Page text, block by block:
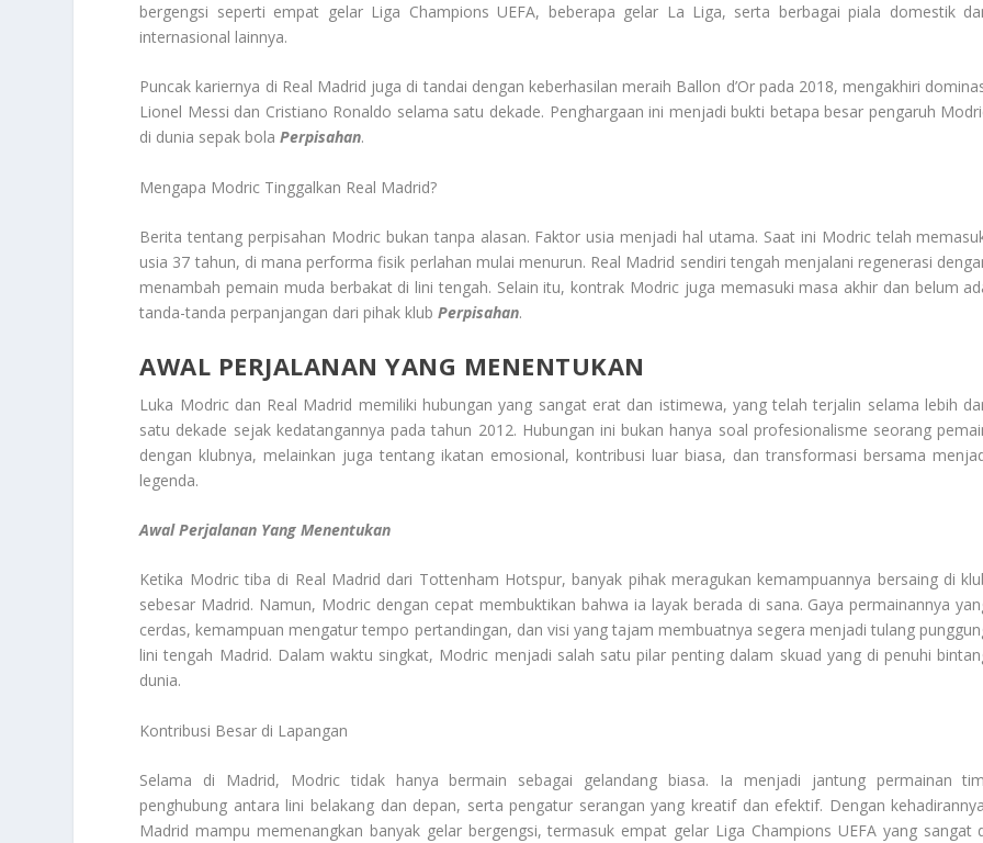
bergengsi seperti empat gelar Liga Champions UEFA, beberapa gelar La Liga, serta berbagai piala domestik
internasional lainnya.
Puncak kariernya di Real Madrid juga di tandai dengan keberhasilan meraih Ballon d’Or pada 2018, mengakhiri
Lionel Messi dan Cristiano Ronaldo selama satu dekade. Penghargaan ini menjadi bukti betapa besar pengaruh
di dunia sepak bola Perpisahan.
Mengapa Modric Tinggalkan Real Madrid?
Berita tentang perpisahan Modric bukan tanpa alasan. Faktor usia menjadi hal utama. Saat ini Modric telah
usia 37 tahun, di mana performa fisik perlahan mulai menurun. Real Madrid sendiri tengah menjalani regenerasi
menambah pemain muda berbakat di lini tengah. Selain itu, kontrak Modric juga memasuki masa akhir dan belum
tanda-tanda perpanjangan dari pihak klub Perpisahan.
AWAL PERJALANAN YANG MENENTUKAN
Luka Modric dan Real Madrid memiliki hubungan yang sangat erat dan istimewa, yang telah terjalin selama lebih
satu dekade sejak kedatangannya pada tahun 2012. Hubungan ini bukan hanya soal profesionalisme seorang
dengan klubnya, melainkan juga tentang ikatan emosional, kontribusi luar biasa, dan transformasi bersama
legenda.
Awal Perjalanan Yang Menentukan
Ketika Modric tiba di Real Madrid dari Tottenham Hotspur, banyak pihak meragukan kemampuannya bersaing di
sebesar Madrid. Namun, Modric dengan cepat membuktikan bahwa ia layak berada di sana. Gaya permainannya
cerdas, kemampuan mengatur tempo pertandingan, dan visi yang tajam membuatnya segera menjadi tulang
lini tengah Madrid. Dalam waktu singkat, Modric menjadi salah satu pilar penting dalam skuad yang di penuhi
dunia.
Kontribusi Besar di Lapangan
Selama di Madrid, Modric tidak hanya bermain sebagai gelandang biasa. Ia menjadi jantung permainan
penghubung antara lini belakang dan depan, serta pengatur serangan yang kreatif dan efektif. Dengan
Madrid mampu memenangkan banyak gelar bergengsi, termasuk empat gelar Liga Champions UEFA yang sangat